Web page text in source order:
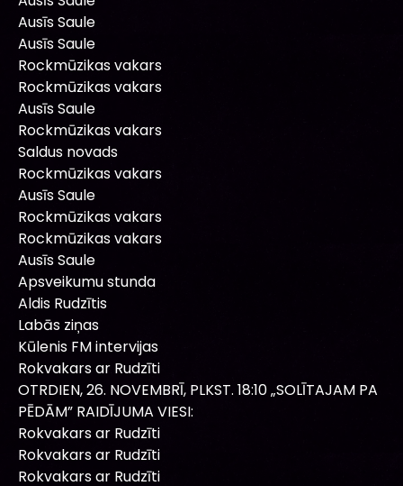
Ausīs Saule
Ausīs Saule
Rockmūzikas vakars
Rockmūzikas vakars
Ausīs Saule
Rockmūzikas vakars
Saldus novads
Rockmūzikas vakars
Ausīs Saule
Rockmūzikas vakars
Rockmūzikas vakars
Ausīs Saule
Apsveikumu stunda
Aldis Rudzītis
Labās ziņas
Kūlenis FM intervijas
Rokvakars ar Rudzīti
OTRDIEN, 26. NOVEMBRĪ, PLKST. 18:10 „SOLĪTAJAM PA
PĒDĀM” RAIDĪJUMA VIESI:
Rokvakars ar Rudzīti
Rokvakars ar Rudzīti
Rokvakars ar Rudzīti